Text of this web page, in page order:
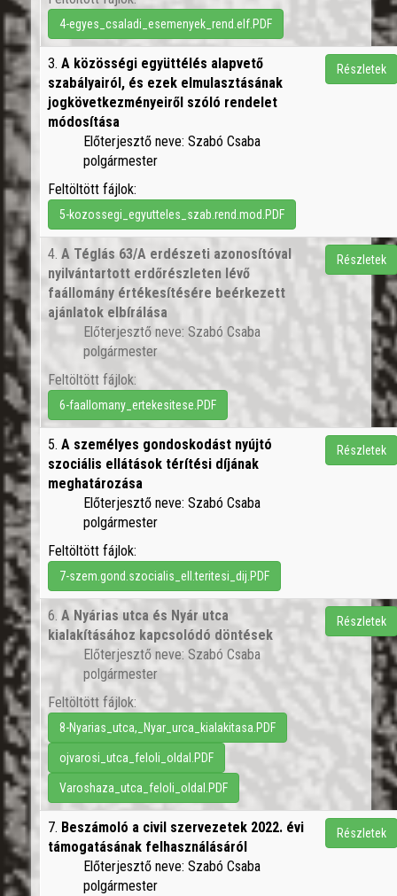
4-egyes_csaladi_esemenyek_rend.elf.PDF
3. A közösségi együttélés alapvető
szabályairól, és ezek elmulasztásának
jogkövetkezményeiről szóló rendelet
módosítása
Előterjesztő neve: Szabó Csaba
polgármester
Feltöltött fájlok:
5-kozossegi_egyutteles_szab.rend.mod.PDF
Részletek
4. A Téglás 63/A erdészeti azonosítóval
nyilvántartott erdőrészleten lévő
faállomány értékesítésére beérkezett
ajánlatok elbírálása
Előterjesztő neve: Szabó Csaba
polgármester
Feltöltött fájlok:
6-faallomany_ertekesitese.PDF
Részletek
5. A személyes gondoskodást nyújtó
szociális ellátások térítési díjának
meghatározása
Előterjesztő neve: Szabó Csaba
polgármester
Feltöltött fájlok:
7-szem.gond.szocialis_ell.teritesi_dij.PDF
Részletek
6. A Nyárias utca és Nyár utca
kialakításához kapcsolódó döntések
Előterjesztő neve: Szabó Csaba
polgármester
Feltöltött fájlok:
8-Nyarias_utca,_Nyar_urca_kialakitasa.PDF
ojvarosi_utca_feloli_oldal.PDF
Varoshaza_utca_feloli_oldal.PDF
Részletek
7. Beszámoló a civil szervezetek 2022. évi
támogatásának felhasználásáról
Előterjesztő neve: Szabó Csaba
polgármester
Részletek